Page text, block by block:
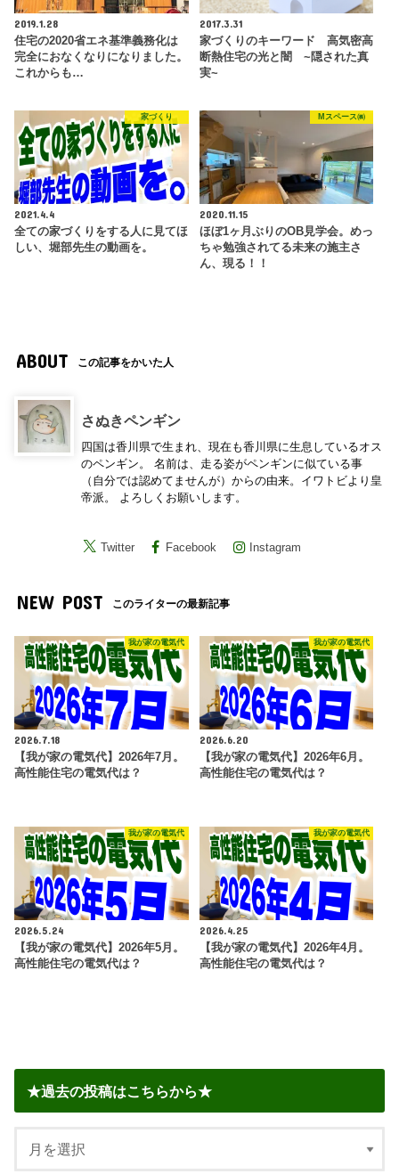
2019.1.28
住宅の2020省エネ基準義務化は
完全におなくなりになりました。
これからも…
2017.3.31
家づくりのキーワード 高気密高
断熱住宅の光と闇 ~隠された真
実~
家づくり
2021.4.4
全ての家づくりをする人に見てほ
しい、堀部先生の動画を。
Mスペース㈱
2020.11.15
ほぼ1ヶ月ぶりのOB見学会。めっ
ちゃ勉強されてる未来の施主さ
ん、現る！！
ABOUT この記事をかいた人
さぬきペンギン
四国は香川県で生まれ、現在も香川県に生息しているオス
のペンギン。 名前は、走る姿がペンギンに似ている事
（自分では認めてませんが）からの由来。イワトビより皇
帝派。 よろしくお願いします。
Twitter Facebook Instagram
NEW POST このライターの最新記事
我が家の電気代
2026.7.18
【我が家の電気代】2026年7月。
高性能住宅の電気代は？
我が家の電気代
2026.6.20
【我が家の電気代】2026年6月。
高性能住宅の電気代は？
我が家の電気代
2026.5.24
【我が家の電気代】2026年5月。
高性能住宅の電気代は？
我が家の電気代
2026.4.25
【我が家の電気代】2026年4月。
高性能住宅の電気代は？
★過去の投稿はこちらから★